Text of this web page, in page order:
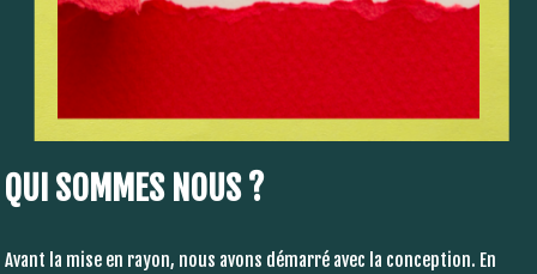
QUI SOMMES NOUS ?
Avant la mise en rayon, nous avons démarré avec la conception. En